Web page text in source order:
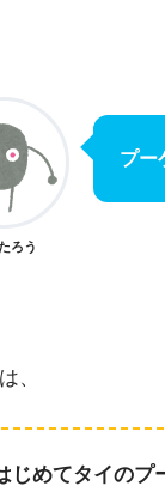
ろう
プー
、
じめてタイのプ